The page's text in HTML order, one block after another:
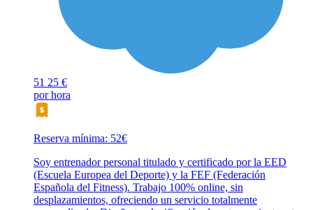
51 25 €
por hora
Reserva mínima: 52€
Soy entrenador personal titulado y certificado por la EED
(Escuela Europea del Deporte) y la FEF (Federación
Española del Fitness). Trabajo 100% online, sin
desplazamientos, ofreciendo un servicio totalmente